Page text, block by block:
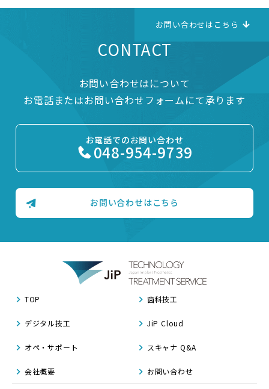
お問い合わせはこちら
CONTACT
お問い合わせはについて
お電話またはお問い合わせフォームにて承ります
お電話でのお問い合わせ
048-954-9739
お問い合わせはこちら
TOP 歯科技工
デジタル技工 JiP Cloud
オペ・サポート スキャナ Q&A
会社概要 お問い合わせ